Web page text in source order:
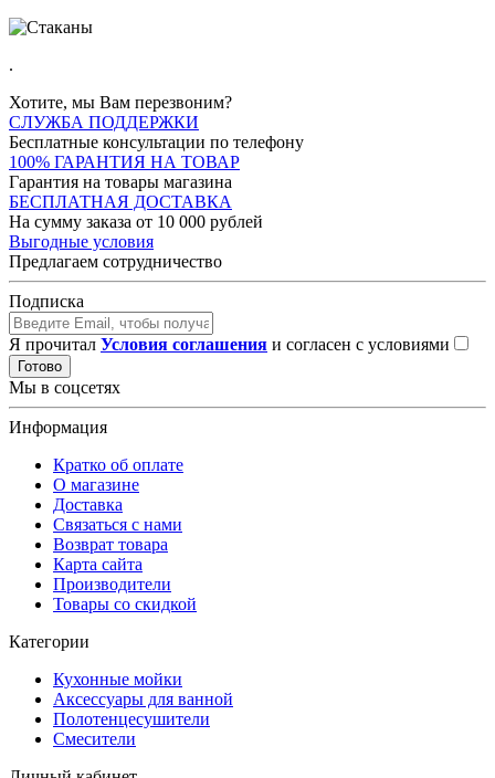
.
Хотите, мы Вам перезвоним?
СЛУЖБА ПОДДЕРЖКИ
Бесплатные консультации по телефону
100% ГАРАНТИЯ НА ТОВАР
Гарантия на товары магазина
БЕСПЛАТНАЯ ДОСТАВКА
На сумму заказа от 10 000 рублей
Выгодные условия
Предлагаем сотрудничество
Подписка
Я прочитал Условия соглашения и согласен с условиями
Готово
Мы в соцсетях
Информация
Кратко об оплате
О магазине
Доставка
Связаться с нами
Возврат товара
Карта сайта
Производители
Товары со скидкой
Категории
Кухонные мойки
Аксессуары для ванной
Полотенцесушители
Смесители